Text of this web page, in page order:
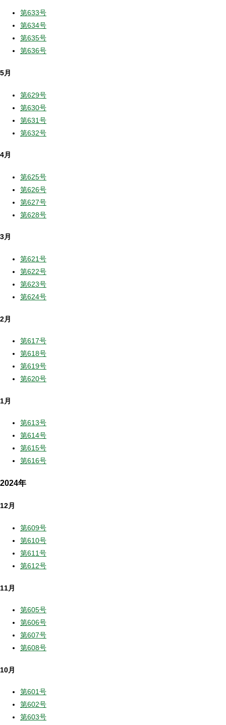
第633号
第634号
第635号
第636号
5月
第629号
第630号
第631号
第632号
4月
第625号
第626号
第627号
第628号
3月
第621号
第622号
第623号
第624号
2月
第617号
第618号
第619号
第620号
1月
第613号
第614号
第615号
第616号
2024年
12月
第609号
第610号
第611号
第612号
11月
第605号
第606号
第607号
第608号
10月
第601号
第602号
第603号